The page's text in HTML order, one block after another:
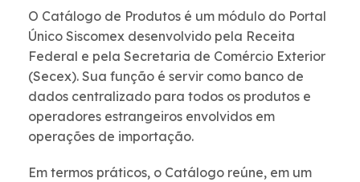
O Catálogo de Produtos é um módulo do Portal
Único Siscomex desenvolvido pela Receita
Federal e pela Secretaria de Comércio Exterior
(Secex). Sua função é servir como banco de
dados centralizado para todos os produtos e
operadores estrangeiros envolvidos em
operações de importação.
Em termos práticos, o Catálogo reúne, em um